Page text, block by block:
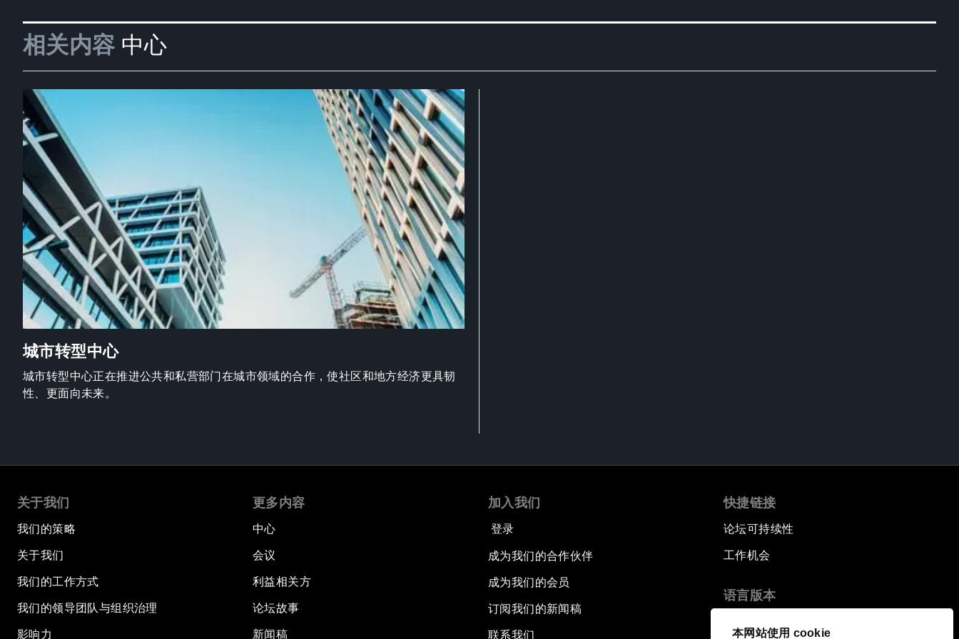
本网站使用 cookie
相关内容 中心
城市转型中心
城市转型中心正在推进公共和私营部门在城市领域的合作，使社区和地方经济更具韧
性、更面向未来。
关于我们
我们的策略
关于我们
我们的工作方式
我们的领导团队与组织治理
影响力
更多内容
中心
会议
利益相关方
论坛故事
新闻稿
加入我们
登录
成为我们的合作伙伴
成为我们的会员
订阅我们的新闻稿
联系我们
快捷链接
论坛可持续性
工作机会
语言版本